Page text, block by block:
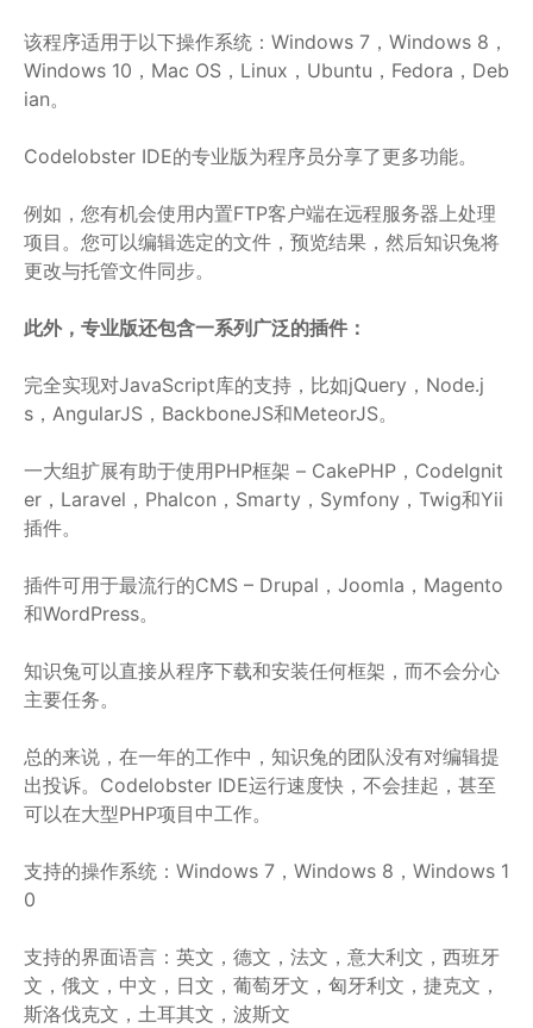
该程序适用于以下操作系统：Windows 7，Windows 8，
Windows 10，Mac OS，Linux，Ubuntu，Fedora，Deb
ian。
Codelobster IDE的专业版为程序员分享了更多功能。
例如，您有机会使用内置FTP客户端在远程服务器上处理
项目。您可以编辑选定的文件，预览结果，然后知识兔将
更改与托管文件同步。
此外，专业版还包含一系列广泛的插件：
完全实现对JavaScript库的支持，比如jQuery，Node.j
s，AngularJS，BackboneJS和MeteorJS。
一大组扩展有助于使用PHP框架 – CakePHP，CodeIgnit
er，Laravel，Phalcon，Smarty，Symfony，Twig和Yii
插件。
插件可用于最流行的CMS – Drupal，Joomla，Magento
和WordPress。
知识兔可以直接从程序下载和安装任何框架，而不会分心
主要任务。
总的来说，在一年的工作中，知识兔的团队没有对编辑提
出投诉。Codelobster IDE运行速度快，不会挂起，甚至
可以在大型PHP项目中工作。
支持的操作系统：Windows 7，Windows 8，Windows 1
0
支持的界面语言：英文，德文，法文，意大利文，西班牙
文，俄文，中文，日文，葡萄牙文，匈牙利文，捷克文，
斯洛伐克文，土耳其文，波斯文